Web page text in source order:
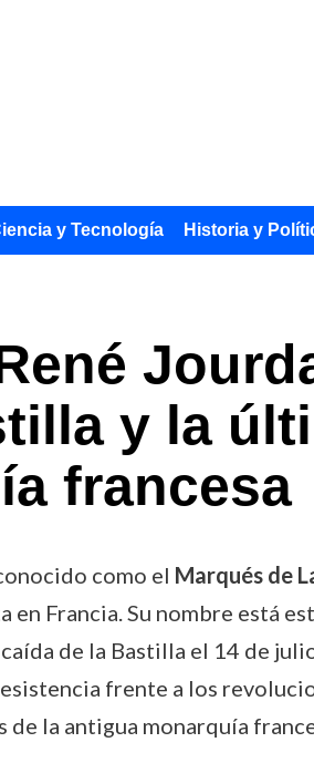
y Tecnología Historia y
y la
francesa
como el Marqués de
en Francia. Su nombre está
de la Bastilla el 14 de
frente a los
de la antigua monarquía